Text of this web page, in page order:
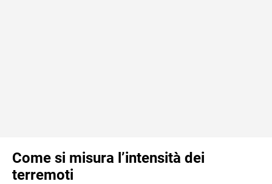
Come si misura l’intensità dei
terremoti